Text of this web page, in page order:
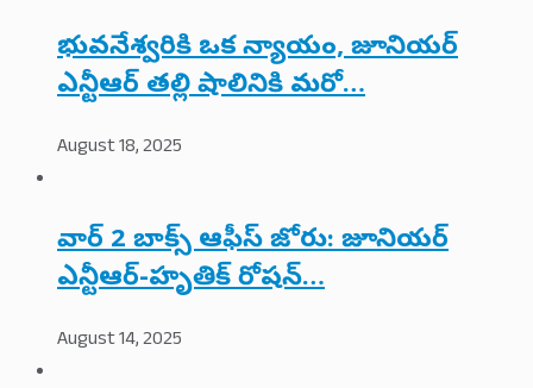
భువనేశ్వరికి ఒక న్యాయం, జూనియర్
ఎన్టీఆర్ తల్లి షాలినికి మరో…
August 18, 2025
వార్ 2 బాక్స్ ఆఫీస్ జోరు: జూనియర్
ఎన్టీఆర్-హృతిక్ రోషన్…
August 14, 2025